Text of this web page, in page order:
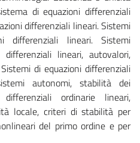
di equazioni differenziali
differenziali lineari. Sistemi
differenziali lineari. Sistemi
lineari, autovalori,
di equazioni differenziali
autonomi, stabilità dei
ordinarie lineari,
locale, criteri di stabilità per
del primo ordine e per